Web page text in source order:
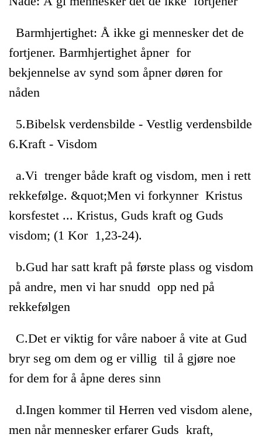
Barmhjertighet: Å ikke gi mennesker det de
fortjener. Barmhjertighet åpner for
bekjennelse av synd som åpner døren for
nåden
5.Bibelsk verdensbilde - Vestlig verdensbilde
6.Kraft - Visdom
a.Vi trenger både kraft og visdom, men i rett
rekkefølge. &quot;Men vi forkynner Kristus
korsfestet ... Kristus, Guds kraft og Guds
visdom; (1 Kor 1,23-24).
b.Gud har satt kraft på første plass og visdom
på andre, men vi har snudd opp ned på
rekkefølgen
C.Det er viktig for våre naboer å vite at Gud
bryr seg om dem og er villig til å gjøre noe
for dem for å åpne deres sinn
d.Ingen kommer til Herren ved visdom alene,
men når mennesker erfarer Guds kraft,